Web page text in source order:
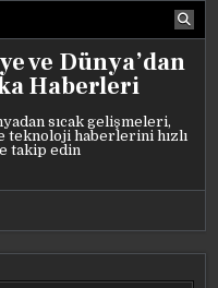
ve Dünya’dan
Haberleri
sıcak gelişmeleri,
teknoloji haberlerini hızlı
takip edin